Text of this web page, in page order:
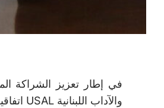
في إطار تعزيز الشراكة
والآداب اللبنانية USAL اتفاقية تعاون مع جمعية تاليا، بهدف تفعيل دور الجامعة في خدمة المجتمع المحلي.